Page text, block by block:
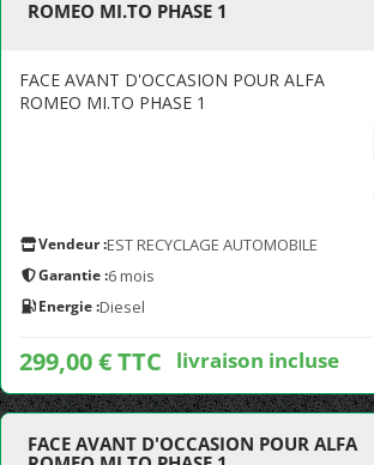
ROMEO MI.TO PHASE 1
FACE AVANT D'OCCASION POUR ALFA
ROMEO MI.TO PHASE 1
Vendeur :EST RECYCLAGE AUTOMOBILE
Garantie :6 mois
Energie :Diesel
299,00 € TTC livraison incluse
FACE AVANT D'OCCASION POUR ALFA